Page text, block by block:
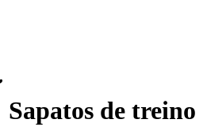
Sapatos de treino